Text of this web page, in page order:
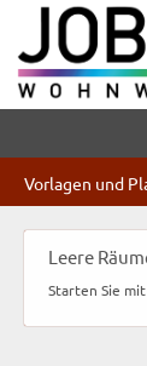
Vorlagen und
Leere
Starten Sie